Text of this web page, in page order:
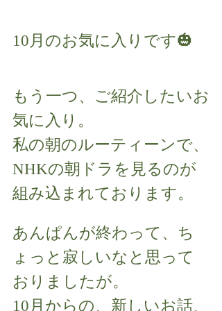
10月のお気に入りです🎃
もう一つ、ご紹介したいお
気に入り。
私の朝のルーティーンで、
NHKの朝ドラを見るのが
組み込まれております。
あんぱんが終わって、ち
ょっと寂しいなと思って
おりましたが。
10月からの、新しいお話、